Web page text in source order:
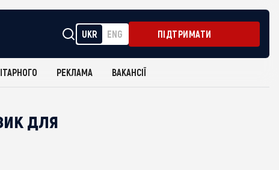
UKR ENG ПІДТРИМАТИ
РЕКЛАМА ВАКАНСІЇ
для